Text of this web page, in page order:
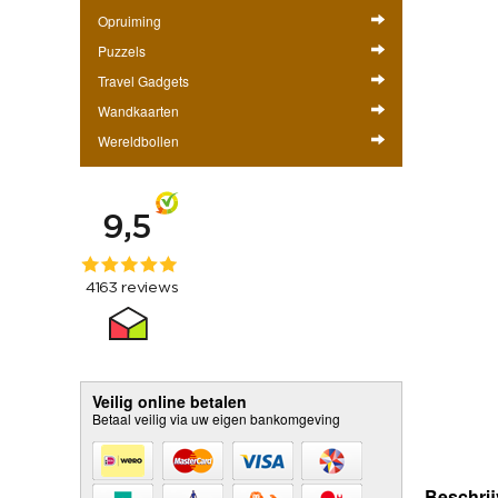
Opruiming
Puzzels
Travel Gadgets
Wandkaarten
Wereldbollen
Veilig online betalen
Betaal veilig via uw eigen bankomgeving